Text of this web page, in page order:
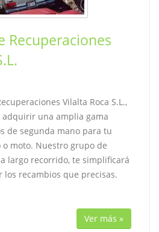
Recuperaciones
Vilalta Roca S.L.,
una amplia gama
de segunda mano para tu
o moto. Nuestro grupo de
largo recorrido, te simplificará
recambios que precisas.
Ver más »